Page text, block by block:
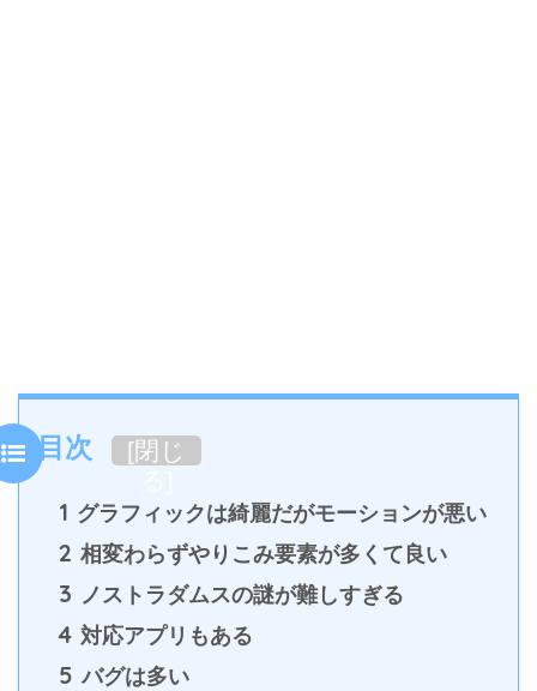
目次 [閉じ
1 グラフィックは綺麗だがモーションが悪い
2 相変わらずやりこみ要素が多くて良い
3 ノストラダムスの謎が難しすぎる
4 対応アプリもある
5 バグは多い